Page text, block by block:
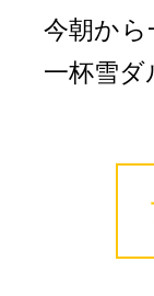
今朝か
一杯雪ダ